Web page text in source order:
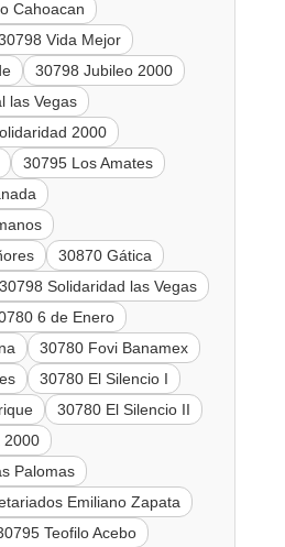
Cahoacan
Vida Mejor
30798 Jubileo 2000
las Vegas
2000
30795 Los Amates
30870 Gática
30798 Solidaridad las Vegas
6 de Enero
30780 Fovi Banamex
30780 El Silencio I
30780 El Silencio II
2000
Palomas
Emiliano Zapata
Teofilo Acebo